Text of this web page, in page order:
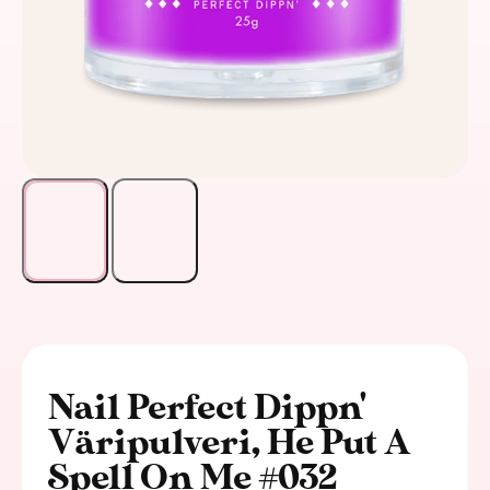
Nail Perfect Dippn'
Väripulveri, He Put A
Spell On Me #032